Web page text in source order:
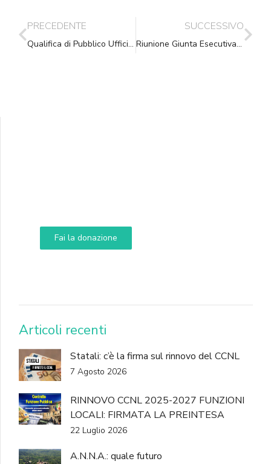
PRECEDENTE
Qualifica di Pubblico Ufficiale del Messo Comunale
SUCCESSIVO
Riunione Giunta Esecutiva del 9.02.2006
Fai la donazione
DONA
Articoli recenti
Statali: c’è la firma sul rinnovo del CCNL
7 Agosto 2026
RINNOVO CCNL 2025-2027 FUNZIONI
LOCALI: FIRMATA LA PREINTESA
22 Luglio 2026
A.N.N.A.: quale futuro